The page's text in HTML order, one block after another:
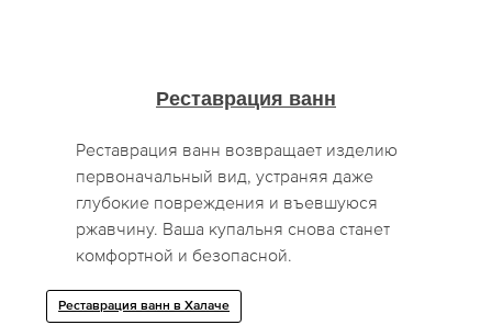
Реставрация ванн
Реставрация ванн возвращает изделию
первоначальный вид, устраняя даже
глубокие повреждения и въевшуюся
ржавчину. Ваша купальня снова станет
комфортной и безопасной.
Реставрация ванн в Халаче